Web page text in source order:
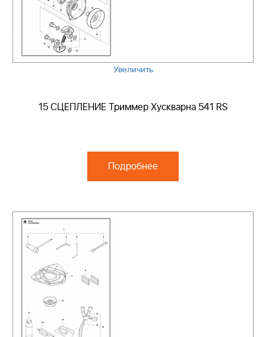
Увеличить
15 СЦЕПЛЕНИЕ Триммер Хускварна 541 RS
Подробнее